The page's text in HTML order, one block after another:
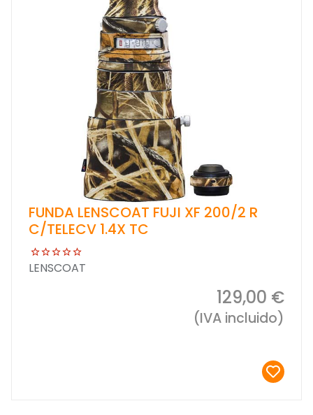
FUNDA LENSCOAT FUJI XF 200/2 R
C/TELECV 1.4X TC
LENSCOAT
129,00 €
(IVA incluido)